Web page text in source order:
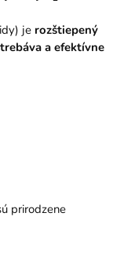
je rozštiepený
a efektívne
prirodzene